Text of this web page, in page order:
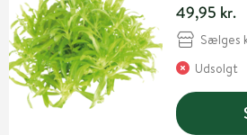
49,95 kr.
Sælges
Udsolgt